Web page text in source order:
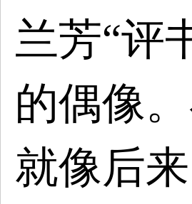
兰芳“评
的偶像
就像后